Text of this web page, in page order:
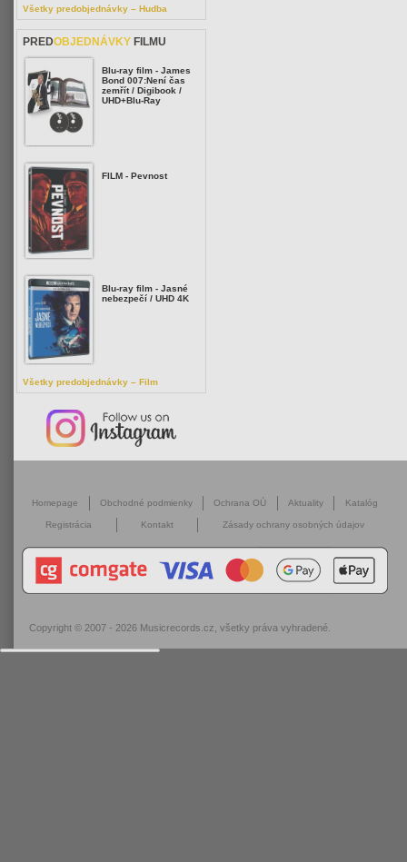
Všetky predobjednávky – Hudba
PREDOBJEDNÁVKY FILMU
Blu-ray film - James
Bond 007:Není čas
zemřít / Digibook /
UHD+Blu-Ray
FILM - Pevnost
Blu-ray film - Jasné
nebezpečí / UHD 4K
Všetky predobjednávky – Film
Homepage Obchodné podmienky Ochrana OÚ Aktuality Katalóg
Registrácia Kontakt Zásady ochrany osobných údajov
Copyright © 2007 - 2026 Musicrecords.cz , všetky práva vyhradené.